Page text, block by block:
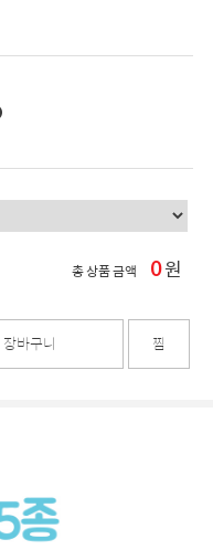
총 상품 금액 0원
장바구니 찜